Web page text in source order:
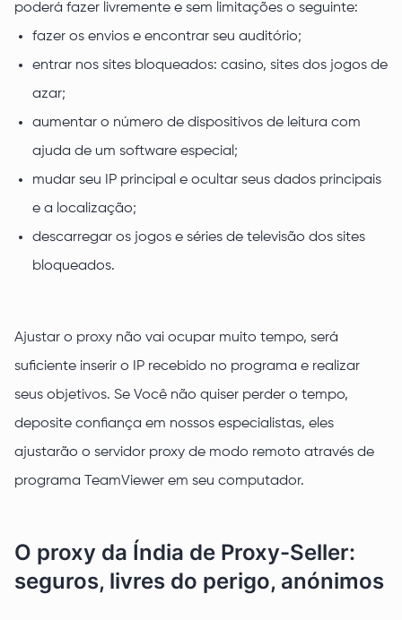
poderá fazer livremente e sem limitações o seguinte:
fazer os envios e encontrar seu auditório;
entrar nos sites bloqueados: casino, sites dos jogos de
azar;
aumentar o número de dispositivos de leitura com
ajuda de um software especial;
mudar seu IP principal e ocultar seus dados principais
e a localização;
descarregar os jogos e séries de televisão dos sites
bloqueados.
Ajustar o proxy não vai ocupar muito tempo, será
suficiente inserir o IP recebido no programa e realizar
seus objetivos. Se Você não quiser perder o tempo,
deposite confiança em nossos especialistas, eles
ajustarão o servidor proxy de modo remoto através de
programa TeamViewer em seu computador.
O proxy da Índia de Proxy-Seller:
seguros, livres do perigo, anónimos